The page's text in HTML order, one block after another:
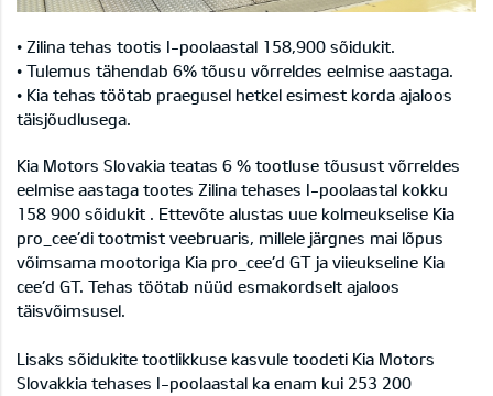
• Zilina tehas tootis I-poolaastal 158,900 sõidukit.
• Tulemus tähendab 6% tõusu võrreldes eelmise aastaga.
• Kia tehas töötab praegusel hetkel esimest korda ajaloos
täisjõudlusega.
Kia Motors Slovakia teatas 6 % tootluse tõusust võrreldes
eelmise aastaga tootes Zilina tehases I-poolaastal kokku
158 900 sõidukit . Ettevõte alustas uue kolmeukselise Kia
pro_cee’di tootmist veebruaris, millele järgnes mai lõpus
võimsama mootoriga Kia pro_cee’d GT ja viieukseline Kia
cee’d GT. Tehas töötab nüüd esmakordselt ajaloos
täisvõimsusel.
Lisaks sõidukite tootlikkuse kasvule toodeti Kia Motors
Slovakkia tehases I-poolaastal ka enam kui 253 200